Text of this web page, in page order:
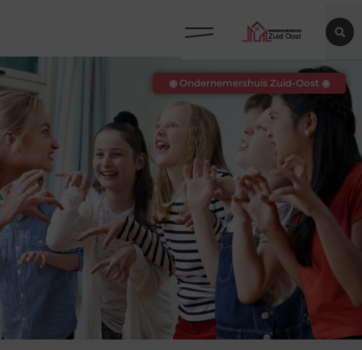
◉ Ondernemershuis Zuid-Oost ◉